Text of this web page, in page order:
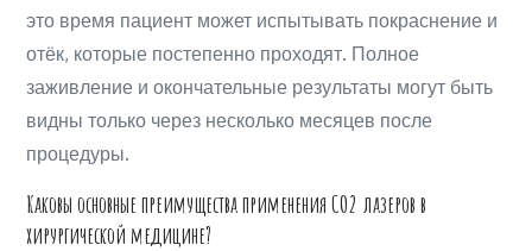
это время пациент может испытывать покраснение и
отёк, которые постепенно проходят. Полное
заживление и окончательные результаты могут быть
видны только через несколько месяцев после
процедуры.
Каковы основные преимущества применения CO2 лазеров в
хирургической медицине?